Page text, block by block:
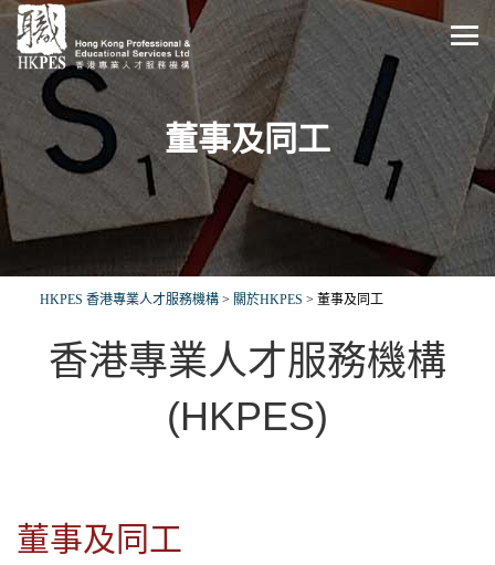
董事及同工
HKPES 香港專業人才服務機構 > 關於HKPES > 董事及同工
香港專業人才服務機構
(HKPES)
董事及同工